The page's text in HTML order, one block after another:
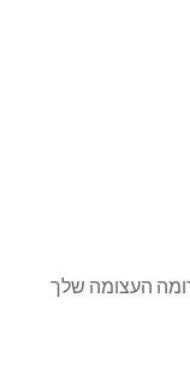
העצומה שלך